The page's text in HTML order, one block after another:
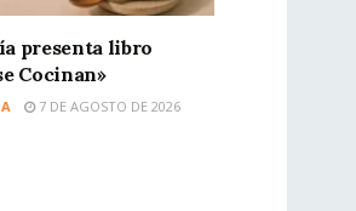
presenta libro
Cocinan»
7 DE AGOSTO DE 2026